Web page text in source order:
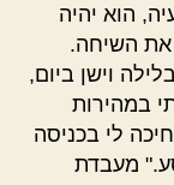
הוא יהיה
את השיחה.
וישן ביום,
במהירות
לי בכניסה
מעבדת